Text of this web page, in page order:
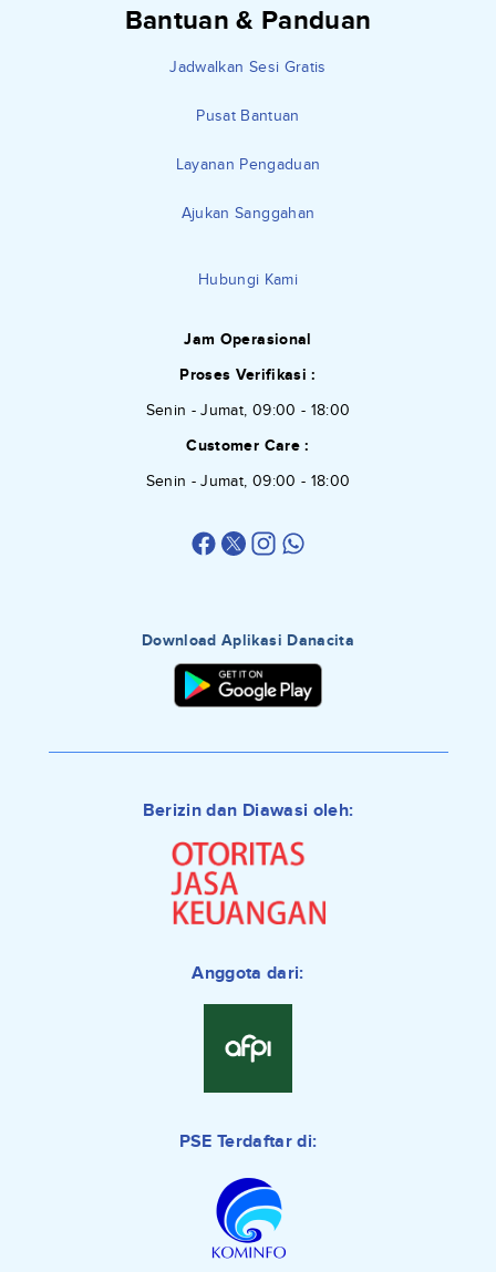
Bantuan & Panduan
Jadwalkan Sesi Gratis
Pusat Bantuan
Layanan Pengaduan
Ajukan Sanggahan
Hubungi Kami
Jam Operasional
Proses Verifikasi :
Senin - Jumat, 09:00 - 18:00
Customer Care :
Senin - Jumat, 09:00 - 18:00
Download Aplikasi Danacita
Berizin dan Diawasi oleh:
Anggota dari:
PSE Terdaftar di: